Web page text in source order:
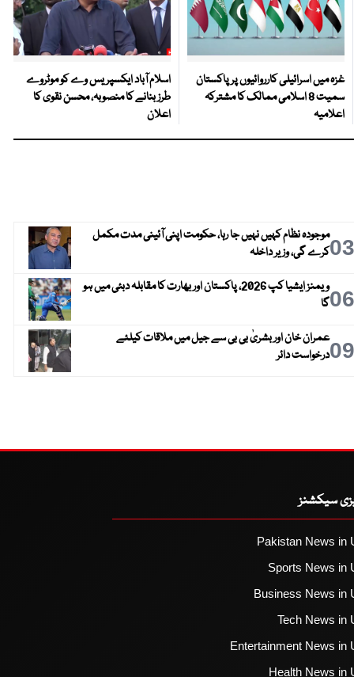
غزہ میں اسرائیلی کارروائیوں پر پاکستان
سمیت 8 اسلامی ممالک کا مشترکہ
اعلامیہ
اسلام آباد ایکسپریس وے کو موٹروے
طرز بنانے کا منصوبہ، محسن نقوی کا
اعلان
03موجودہ نظام کہیں نہیں جا رہا، حکومت اپنی آئینی مدت مکمل
کرے گی، وزیر داخلہ
06
ویمنز ایشیا کپ 2026، پاکستان اور بھارت کا مقابلہ دبئی میں ہو
گا
09عمران خان اور بشریٰ بی بی سے جیل میں ملاقات کیلئے
درخواست دائر
سیکشنز
Pakistan News in
Sports News in
Business News in
Tech News in
Entertainment News in
Health News in